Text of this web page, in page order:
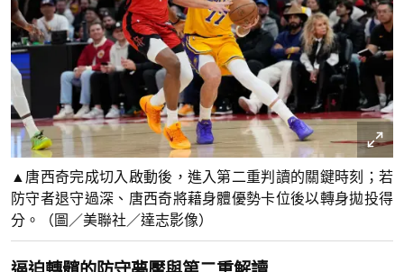
▲唐西奇完成切入啟動後，進入第二重判讀的關鍵時刻；若
防守者退守過深、唐西奇將藉身體優勢卡位後以轉身拋投得
分。（圖／美聯社／達志影像）